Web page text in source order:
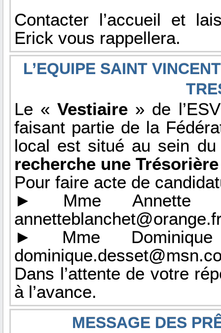
Contacter l’accueil et
Erick vous rappellera.
L’EQUIPE SAINT
Le «Vestiaire » de
faisant partie de la
local est situé au sein
recherche une Trésorière
Pour faire acte de
► Mme Annette
► Mme
Dans l’attente de votre
à l’avance.
MESSAGE DES